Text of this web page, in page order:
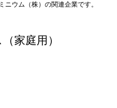
ウム（株）の関連企業です。
家庭用）